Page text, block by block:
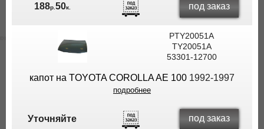
188р. 50к. под заказ
PTY20051A
TY20051A
53301-12700
капот на TOYOTA COROLLA AE 100 1992-1997
подробнее
Уточняйте под заказ